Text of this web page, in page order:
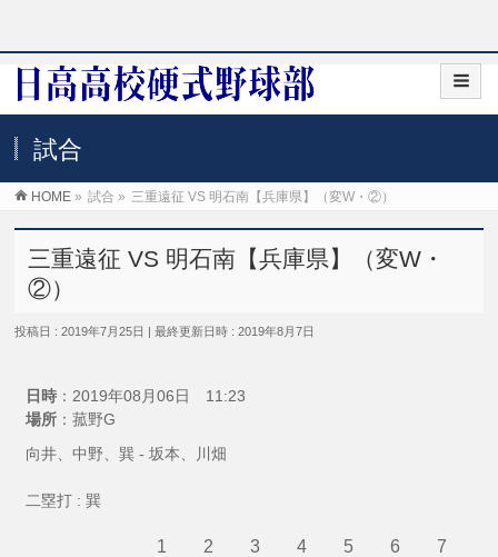
試合
HOME » 試合 » 三重遠征 VS 明石南【兵庫県】（変W・②）
三重遠征 VS 明石南【兵庫県】（変W・
②）
投稿日 : 2019年7月25日 最終更新日時 : 2019年8月7日
日時 ：2019年08月06日 11:23
場所 ：菰野G
向井、中野、巽 - 坂本、川畑
二塁打 : 巽
1 2 3 4 5 6 7